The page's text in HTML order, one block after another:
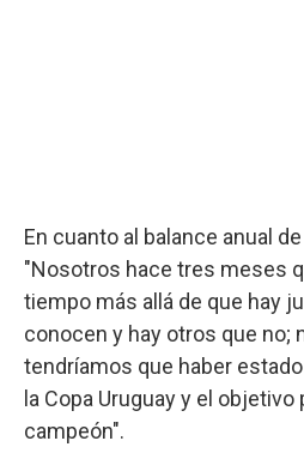
En cuanto al balance anual
"Nosotros hace tres meses
tiempo más allá de que hay
conocen y hay otros que no;
tendríamos que haber
la Copa Uruguay y el
campeón".